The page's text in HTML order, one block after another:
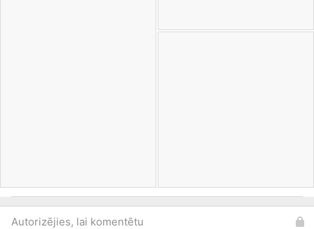
Autorizējies, lai komentētu